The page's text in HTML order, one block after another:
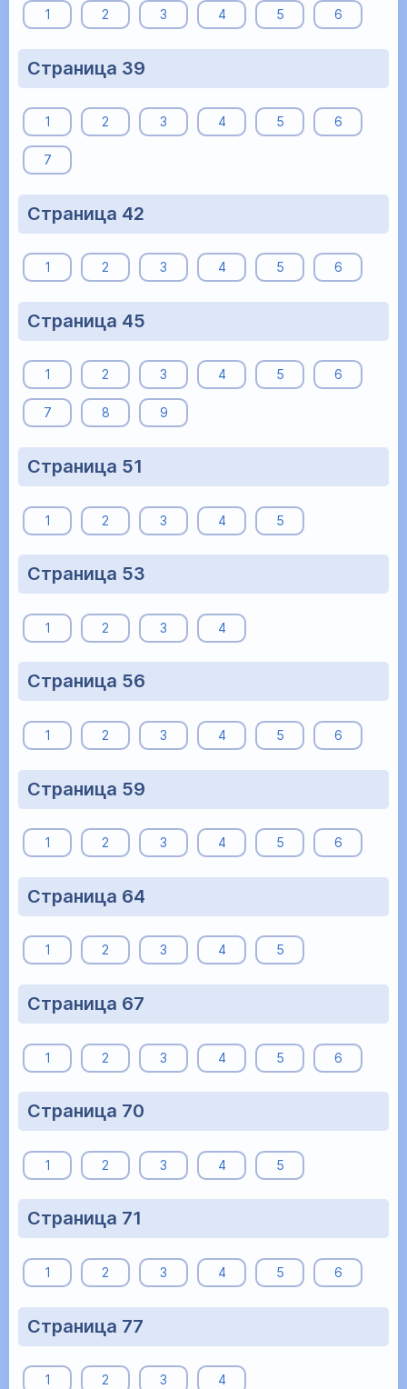
1 2 3 4 5 6
Страница 39
1 2 3 4 5 6
7
Страница 42
1 2 3 4 5 6
Страница 45
1 2 3 4 5 6
7 8 9
Страница 51
1 2 3 4 5
Страница 53
1 2 3 4
Страница 56
1 2 3 4 5 6
Страница 59
1 2 3 4 5 6
Страница 64
1 2 3 4 5
Страница 67
1 2 3 4 5 6
Страница 70
1 2 3 4 5
Страница 71
1 2 3 4 5 6
Страница 77
1 2 3 4